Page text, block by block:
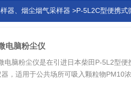
器、烟尘烟气采样器 >P-5L2C型便携式
电脑粉尘仪
电脑粉尘仪是在引进日本柴田P-5L2型
，适用于公共场所可吸入颗粒物PM10
、总粉尘的测定。近年来有千台以上P-5